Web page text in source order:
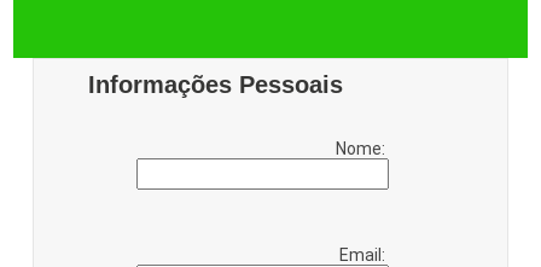
Informações Pessoais
Nome:
Email: